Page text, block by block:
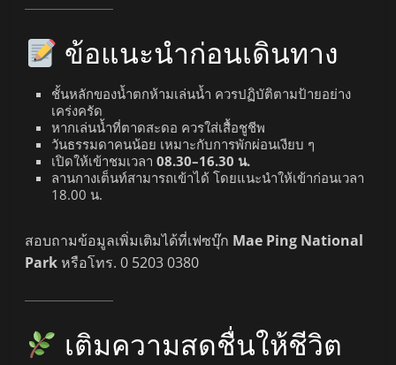
ข้อแนะนำก่อนเดินทาง
ชั้นหลักของน้ำตกห้ามเล่นน้ำ ควรปฏิบัติตามป้ายอย่าง
เคร่งครัด
หากเล่นน้ำที่ตาดสะดอ ควรใส่เสื้อชูชีพ
วันธรรมดาคนน้อย เหมาะกับการพักผ่อนเงียบ ๆ
เปิดให้เข้าชมเวลา08.30–16.30 น.
ลานกางเต็นท์สามารถเข้าได้ โดยแนะนำให้เข้าก่อนเวลา
18.00 น.
สอบถามข้อมูลเพิ่มเติมได้ที่เฟซบุ๊ก Mae Ping National
Park หรือโทร. 0 5203 0380
เติมความสดชื่นให้ชีวิต